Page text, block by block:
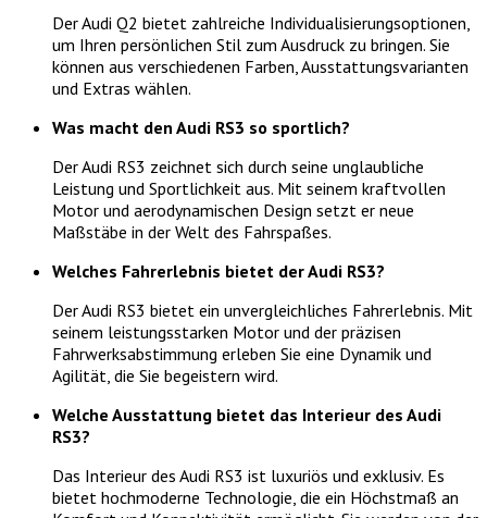
Der Audi Q2 bietet zahlreiche Individualisierungsoptionen,
um Ihren persönlichen Stil zum Ausdruck zu bringen. Sie
können aus verschiedenen Farben, Ausstattungsvarianten
und Extras wählen.
Was macht den Audi RS3 so sportlich?
Der Audi RS3 zeichnet sich durch seine unglaubliche
Leistung und Sportlichkeit aus. Mit seinem kraftvollen
Motor und aerodynamischen Design setzt er neue
Maßstäbe in der Welt des Fahrspaßes.
Welches Fahrerlebnis bietet der Audi RS3?
Der Audi RS3 bietet ein unvergleichliches Fahrerlebnis. Mit
seinem leistungsstarken Motor und der präzisen
Fahrwerksabstimmung erleben Sie eine Dynamik und
Agilität, die Sie begeistern wird.
Welche Ausstattung bietet das Interieur des Audi
RS3?
Das Interieur des Audi RS3 ist luxuriös und exklusiv. Es
bietet hochmoderne Technologie, die ein Höchstmaß an